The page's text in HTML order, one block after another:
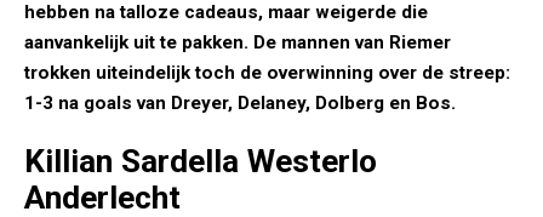
hebben na talloze cadeaus, maar weigerde die
aanvankelijk uit te pakken. De mannen van Riemer
trokken uiteindelijk toch de overwinning over de streep:
1-3 na goals van Dreyer, Delaney, Dolberg en Bos.
Killian Sardella Westerlo
Anderlecht